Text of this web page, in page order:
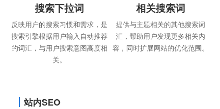
搜索下拉词
反映用户的搜索习惯和需求，是
搜索引擎根据用户输入自动推荐
的词汇，与用户搜索意图高度相
关。
相关搜索词
提供与主题相关的其他搜索词
汇，帮助用户发现更多相关内
容，同时扩展网站的优化范围。
站内SEO